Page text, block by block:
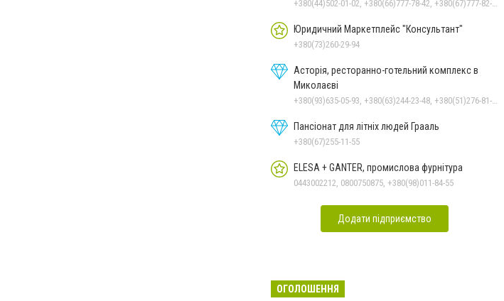
Юридичний Маркетплейс "Консультант"
+380(73)260-29-94
Асторія, ресторанно-готельний комплекс в
Миколаєві
Пансіонат для літніх людей Грааль
+380(67)255-11-55
ELESA + GANTER, промислова фурнітура
0443002212, 0800750875, +380(98)011-84-55
Додати підприємство
ОГОЛОШЕННЯ